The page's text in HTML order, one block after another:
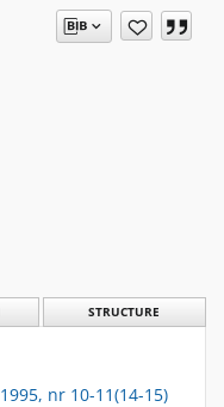
STRUCTURE
nr 10-11(14-15)